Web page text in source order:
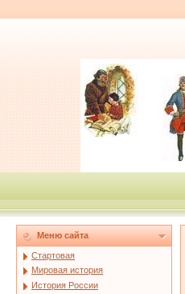
Меню сайта
Стартовая
Мировая история
История России